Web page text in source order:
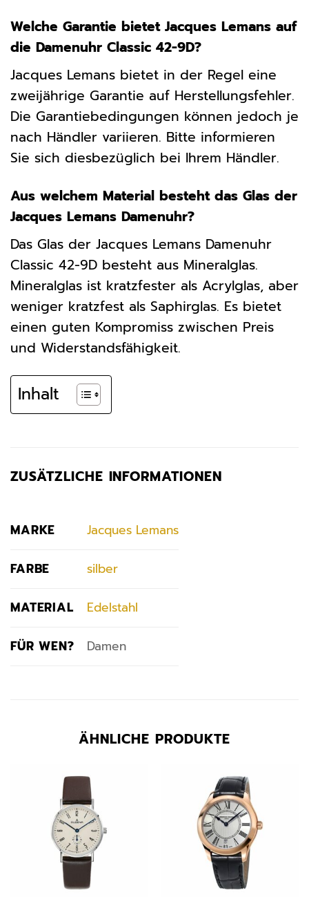
Welche Garantie bietet Jacques Lemans auf
die Damenuhr Classic 42-9D?
Jacques Lemans bietet in der Regel eine
zweijährige Garantie auf Herstellungsfehler.
Die Garantiebedingungen können jedoch je
nach Händler variieren. Bitte informieren
Sie sich diesbezüglich bei Ihrem Händler.
Aus welchem Material besteht das Glas der
Jacques Lemans Damenuhr?
Das Glas der Jacques Lemans Damenuhr
Classic 42-9D besteht aus Mineralglas.
Mineralglas ist kratzfester als Acrylglas, aber
weniger kratzfest als Saphirglas. Es bietet
einen guten Kompromiss zwischen Preis
und Widerstandsfähigkeit.
Inhalt
ZUSÄTZLICHE INFORMATIONEN
MARKE Jacques Lemans
FARBE silber
MATERIAL Edelstahl
FÜR WEN? Damen
ÄHNLICHE PRODUKTE